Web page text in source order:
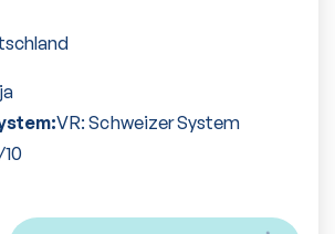
ja
VR: Schweizer System
10